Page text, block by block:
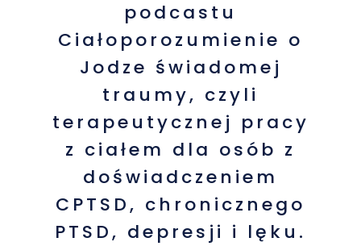
podcastu
Ciałoporozumienie o
Jodze świadomej
traumy, czyli
terapeutycznej pracy
z ciałem dla osób z
doświadczeniem
CPTSD, chronicznego
PTSD, depresji i lęku.